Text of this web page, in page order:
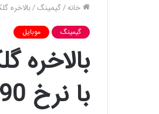
خانه/گیمینگ/بالاخره
گیمینگ موبایل
بالاخره
با نرخ 90 هرتز را دارند